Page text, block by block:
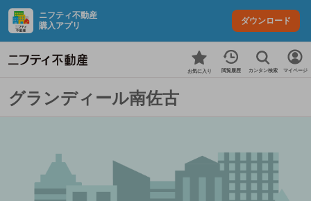
ニフティ不動産
購入アプリ
ダウンロード
お気に入り 閲覧履歴 カンタン検索 マイページ
グランディール南佐古